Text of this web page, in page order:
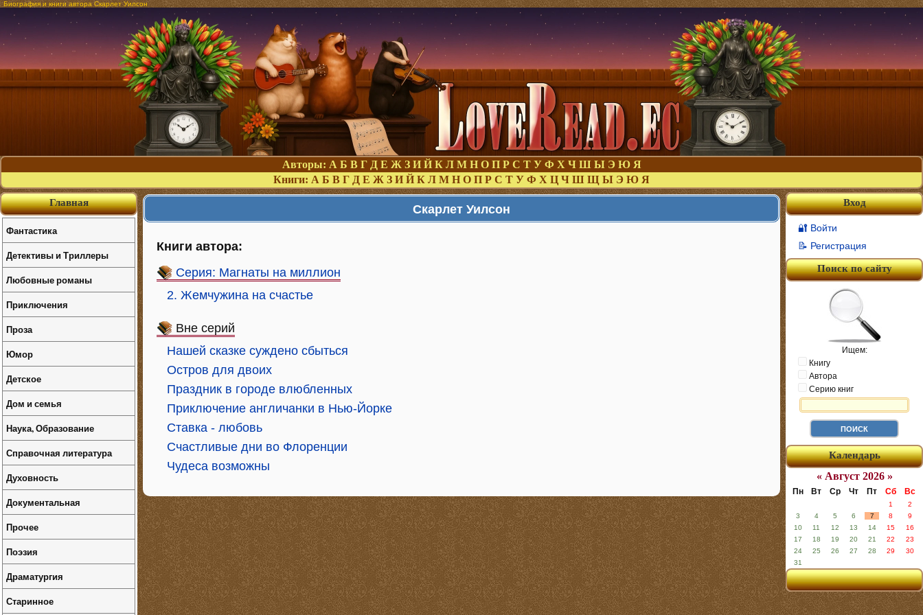
Биография и книги автора Скарлет Уилсон
Авторы: А Б В Г Д Е Ж З И Й К Л М Н О П Р С Т У Ф Х Ч Ш Ы Э Ю Я
Книги: А Б В Г Д Е Ж З И Й К Л М Н О П Р С Т У Ф Х Ц Ч Ш Щ Ы Э Ю Я
Скарлет Уилсон
Книги автора:
Серия: Магнаты на миллион
2. Жемчужина на счастье
Вне серий
Нашей сказке суждено сбыться
Остров для двоих
Праздник в городе влюбленных
Приключение англичанки в Нью-Йорке
Ставка - любовь
Счастливые дни во Флоренции
Чудеса возможны
Вход
🔐 Войти
📝 Регистрация
Поиск по сайту
Ищем:
Книгу
Автора
Серию книг
Календарь
« Август 2026 »
Пн Вт Ср Чт Пт Сб Вс
1
2
3
4 5 6 7 8
9
10
11 12 13 14 15
16
17
18 19 20 21 22
23
24
25 26 27 28 29
30
31
Главная
Фантастика
Детективы и Триллеры
Любовные романы
Приключения
Проза
Юмор
Детское
Дом и семья
Наука, Образование
Справочная литература
Духовность
Документальная
Прочее
Поэзия
Драматургия
Старинное